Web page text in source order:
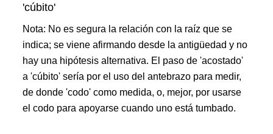
'cúbito'
Nota: No es segura la relación con la raíz que se
indica; se viene afirmando desde la antigüedad y no
hay una hipótesis alternativa. El paso de 'acostado'
a 'cúbito' sería por el uso del antebrazo para medir,
de donde 'codo' como medida, o, mejor, por usarse
el codo para apoyarse cuando uno está tumbado.